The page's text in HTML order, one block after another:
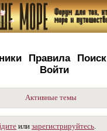
Правила Поиск
Войти
Активные темы
илизарегистрируйтесь